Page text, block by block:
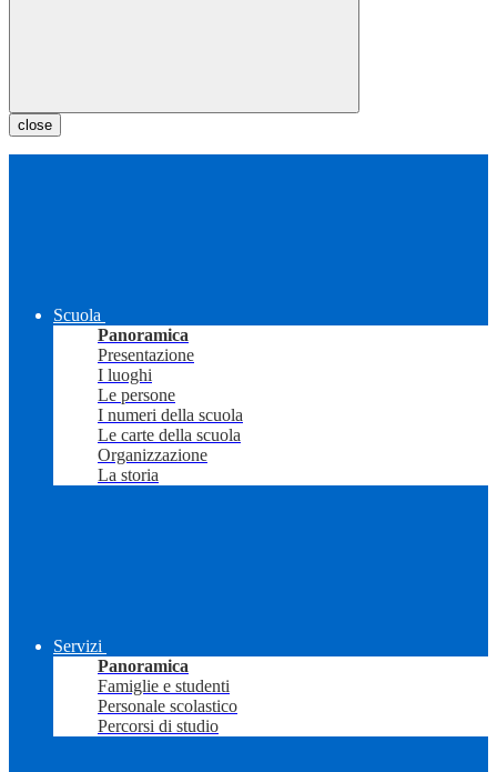
close
Scuola
Panoramica
Presentazione
I luoghi
Le persone
I numeri della scuola
Le carte della scuola
Organizzazione
La storia
Servizi
Panoramica
Famiglie e studenti
Personale scolastico
Percorsi di studio